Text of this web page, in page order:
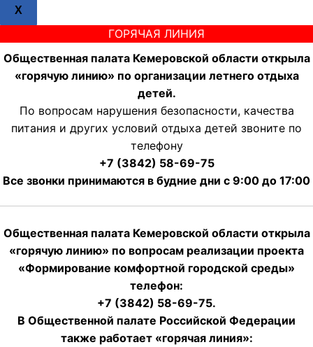
X
ГОРЯЧАЯ ЛИНИЯ
Общественная палата Кемеровской области открыла
«горячую линию» по организации летнего отдыха
детей.
По вопросам нарушения безопасности, качества
питания и других условий отдыха детей звоните по
телефону
+7 (3842) 58-69-75
Все звонки принимаются в будние дни с 9:00 до 17:00
Общественная палата Кемеровской области открыла
«горячую линию» по вопросам реализации проекта
«Формирование комфортной городской среды»
телефон:
+7 (3842) 58-69-75.
В Общественной палате Российской Федерации
также работает «горячая линия»: